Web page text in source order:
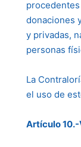
donaciones
y privadas,
personas
La
el uso de
Artículo